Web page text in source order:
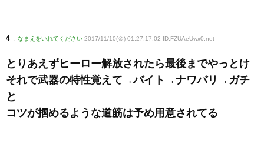
4 : なまえをいれてください 2017/11/10(金) 01:27:17.02 ID:FZUAeUwx0 .net
とりあえずヒーロー解放されたら最後までやっとけ
それで武器の特性覚えて→バイト→ナワバリ→ガチ
と
コツが掴めるような道筋は予め用意されてる